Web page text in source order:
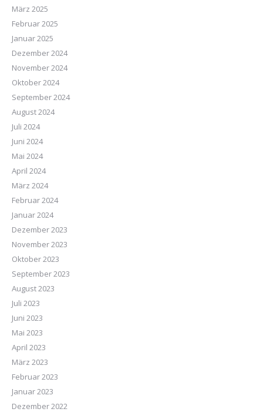
März 2025
Februar 2025
Januar 2025
Dezember 2024
November 2024
Oktober 2024
September 2024
August 2024
Juli 2024
Juni 2024
Mai 2024
April 2024
März 2024
Februar 2024
Januar 2024
Dezember 2023
November 2023
Oktober 2023
September 2023
August 2023
Juli 2023
Juni 2023
Mai 2023
April 2023
März 2023
Februar 2023
Januar 2023
Dezember 2022